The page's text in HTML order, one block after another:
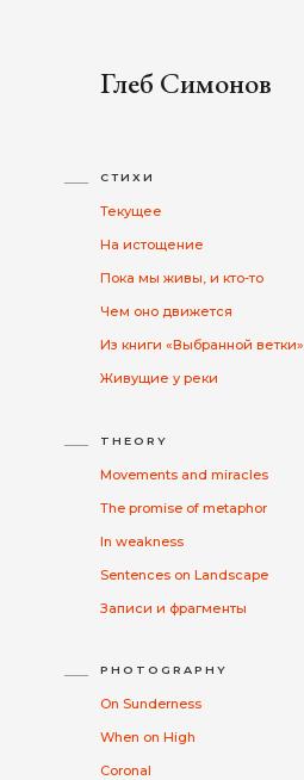
Глеб Симонов
СТИХИ
Текущее
На истощение
Пока мы живы, и кто-то
Чем оно движется
Из книги «Выбранной ветки»
Живущие у реки
THEORY
Movements and miracles
The promise of metaphor
In weakness
Sentences on Landscape
Записи и фрагменты
PHOTOGRAPHY
On Sunderness
When on High
Coronal